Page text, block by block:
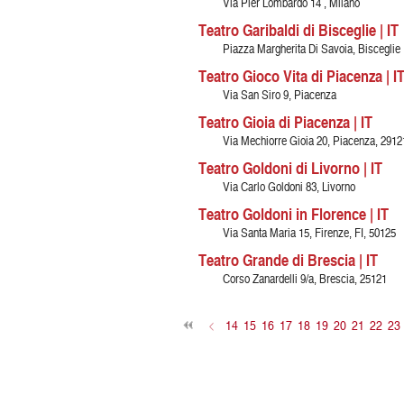
Teatro Garibaldi di Bisceglie | IT
Piazza Margherita Di Savoia, Bisceglie
Teatro Gioco Vita di Piacenza | IT
Via San Siro 9, Piacenza
Teatro Gioia di Piacenza | IT
Via Mechiorre Gioia 20, Piacenza,
Teatro Goldoni di Livorno | IT
Via Carlo Goldoni 83, Livorno
Teatro Goldoni in Florence | IT
Via Santa Maria 15, Firenze, FI, 50125
Teatro Grande di Brescia | IT
Corso Zanardelli 9/a, Brescia, 25121
< 14 15 16 17 18 19 20 21 22 23